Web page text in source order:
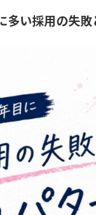
多い採用の失